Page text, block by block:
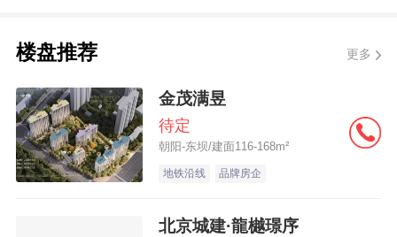
在营收增长方面，营业收入TOP10供应
链企业的平均增速为-1.48%，高于TOP100
供应链企业-4.42%的平均增速，头部供应链
企业体量大、底子厚且劲头也足；其中，美
的集团（000333.SZ）、TCL科技
（000100.SZ）和上海电气（601727.SH）
分别以12.08%、11.67%和9.03%的同比增
楼盘推荐 更多
金茂满昱
待定
朝阳-东坝/建面116-168m²
地铁沿线 品牌房企
北京城建·龍樾璟序